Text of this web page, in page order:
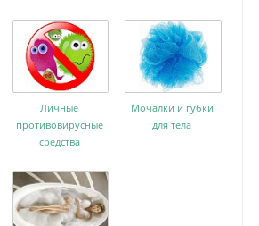
Личные
противовирусные
средства
Мочалки и губки
для тела